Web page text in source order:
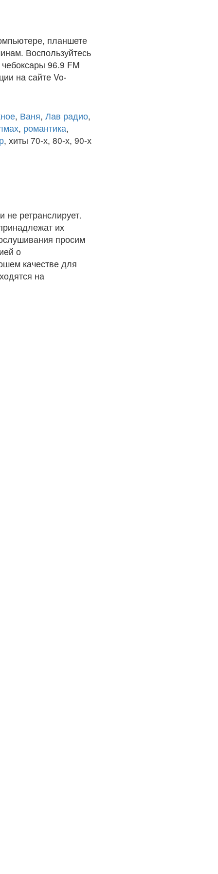
планшете
Воспользуйтесь
96.9 FM
на сайте Vo-
, Ваня, Лав радио,
, романтика,
, хиты 70-х, 80-х, 90-х
не ретранслирует.
их
просим
о
качестве для
на